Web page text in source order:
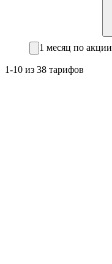
1 месяц по акции
1-10 из 38 тарифов